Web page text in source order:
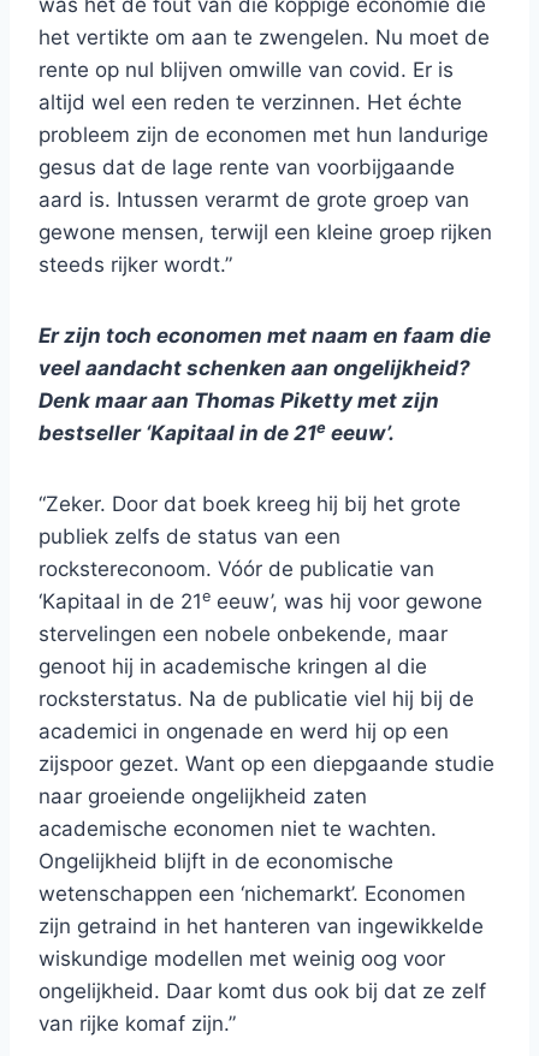
was het de fout van die koppige economie die
het vertikte om aan te zwengelen. Nu moet de
rente op nul blijven omwille van covid. Er is
altijd wel een reden te verzinnen. Het échte
probleem zijn de economen met hun landurige
gesus dat de lage rente van voorbijgaande
aard is. Intussen verarmt de grote groep van
gewone mensen, terwijl een kleine groep rijken
steeds rijker wordt.”
Er zijn toch economen met naam en faam die
veel aandacht schenken aan ongelijkheid?
Denk maar aan Thomas Piketty met zijn
bestseller ‘Kapitaal in de 21e eeuw’.
“Zeker. Door dat boek kreeg hij bij het grote
publiek zelfs de status van een
rockstereconoom. Vóór de publicatie van
‘Kapitaal in de 21e eeuw’, was hij voor gewone
stervelingen een nobele onbekende, maar
genoot hij in academische kringen al die
rocksterstatus. Na de publicatie viel hij bij de
academici in ongenade en werd hij op een
zijspoor gezet. Want op een diepgaande studie
naar groeiende ongelijkheid zaten
academische economen niet te wachten.
Ongelijkheid blijft in de economische
wetenschappen een ‘nichemarkt’. Economen
zijn getraind in het hanteren van ingewikkelde
wiskundige modellen met weinig oog voor
ongelijkheid. Daar komt dus ook bij dat ze zelf
van rijke komaf zijn.”